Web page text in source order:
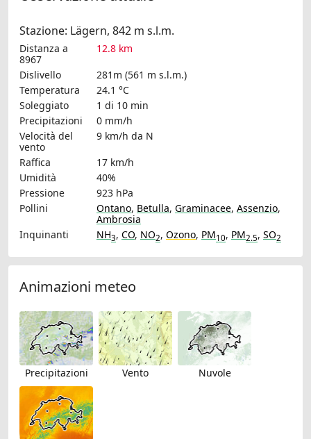
Stazione: Lägern, 842 m s.l.m.
Distanza a
8967
12.8 km
Dislivello
281m (561 m s.l.m.)
Temperatura
24.1 °C
Soleggiato
1 di 10 min
Precipitazioni
0 mm/h
Velocità del
vento
9 km/h da N
Raffica
17 km/h
Umidità
40%
Pressione
923 hPa
Pollini
Ontano, Betulla, Graminacee, Assenzio,
Ambrosia
Inquinanti
NH3, CO, NO2, Ozono, PM10, PM2.5, SO2
Animazioni meteo
Precipitazioni Vento Nuvole